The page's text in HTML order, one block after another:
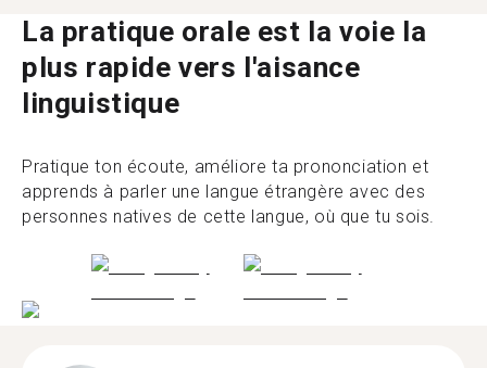
La pratique orale est la voie la
plus rapide vers l'aisance
linguistique
Pratique ton écoute, améliore ta prononciation et
apprends à parler une langue étrangère avec des
personnes natives de cette langue, où que tu sois.